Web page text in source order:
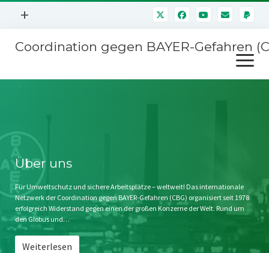
Menü
+
Mitmachen
Kontakt
Impressum
Störfälle
Coordination gegen BAYER-Gefahren
Menü
öffnen
Stichwort BAYER
Jahrestagung
SPENDEN
Über uns
Für Umweltschutz und sichere Arbeitsplätze – weltweit! Das internationale
Netzwerk der Coordination gegen BAYER-Gefahren (CBG) organisiert seit 1978
erfolgreich Widerstand gegen einen der großen Konzerne der Welt. Rund um
den Globus und…
Weiterlesen